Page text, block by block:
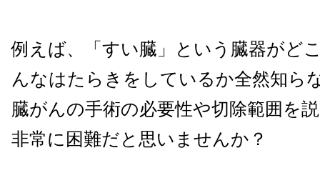
例えば、「すい臓」という臓器がど
んなはたらきをしているか全然知ら
臓がんの手術の必要性や切除範囲を
非常に困難だと思いませんか？